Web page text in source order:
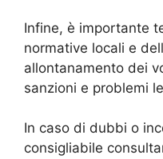
Infine, è importante
normative locali e
allontanamento dei
sanzioni e problemi
In caso di dubbi o
consigliabile